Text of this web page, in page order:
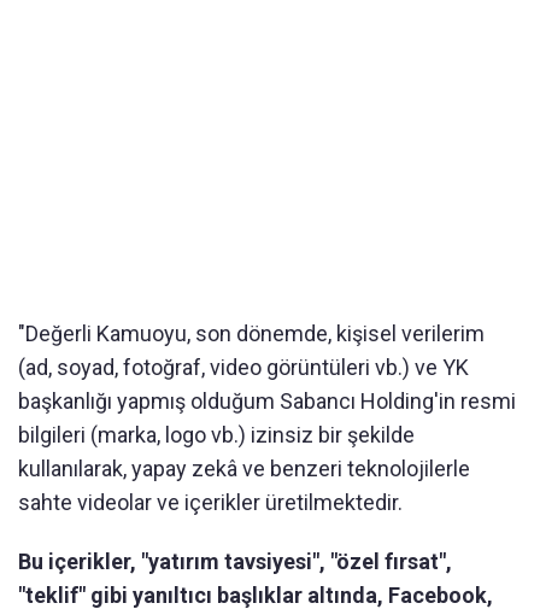
"Değerli Kamuoyu, son dönemde, kişisel verilerim
(ad, soyad, fotoğraf, video görüntüleri vb.) ve YK
başkanlığı yapmış olduğum Sabancı Holding'in resmi
bilgileri (marka, logo vb.) izinsiz bir şekilde
kullanılarak, yapay zekâ ve benzeri teknolojilerle
sahte videolar ve içerikler üretilmektedir.
Bu içerikler, "yatırım tavsiyesi", "özel fırsat",
"teklif" gibi yanıltıcı başlıklar altında, Facebook,